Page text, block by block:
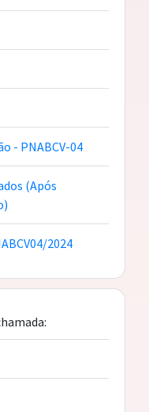
- PNABCV-04
(Após
2024